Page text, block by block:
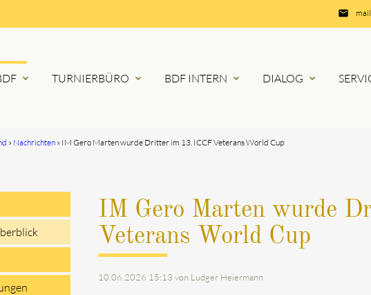
email
expand_more TURNIERBÜRO expand_more BDF INTERN expand_more DIALOG expand_more
Nachrichten IM Gero Marten wurde Dritter im 13. ICCF Veterans World Cup
IM Gero Marten wurde
Veterans World Cup
10.06.2026 15:13 von Ludger Heiermann